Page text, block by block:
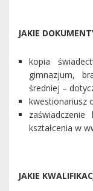
JAKIE
kopia
gimnazjum,
średniej –
kwestionariusz
kształcenia w
JAKIE